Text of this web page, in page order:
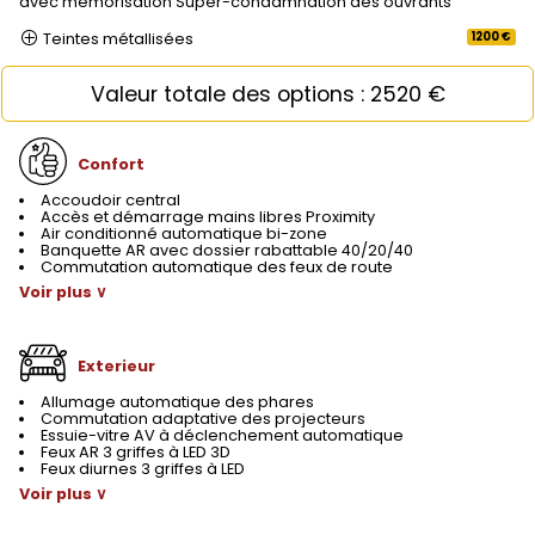
Teintes métallisées 1200 €
Valeur totale des options : 2520 €
Confort
Accoudoir central
Accès et démarrage mains libres Proximity
Air conditionné automatique bi-zone
Banquette AR avec dossier rabattable 40/20/40
Commutation automatique des feux de route
Voir plus ∨
Exterieur
Allumage automatique des phares
Commutation adaptative des projecteurs
Essuie-vitre AV à déclenchement automatique
Feux AR 3 griffes à LED 3D
Feux diurnes 3 griffes à LED
Voir plus ∨